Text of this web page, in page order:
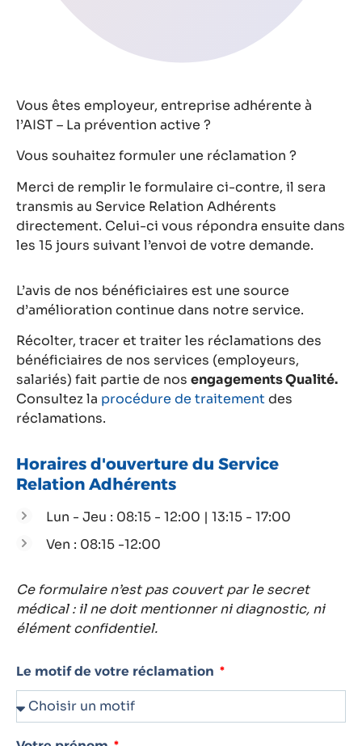
Vous êtes employeur, entreprise adhérente à
l’AIST – La prévention active ?
Vous souhaitez formuler une réclamation ?
Merci de remplir le formulaire ci-contre, il sera
transmis au Service Relation Adhérents
directement. Celui-ci vous répondra ensuite dans
les 15 jours suivant l’envoi de votre demande.
L’avis de nos bénéficiaires est une source
d’amélioration continue dans notre service.
Récolter, tracer et traiter les réclamations des
bénéficiaires de nos services (employeurs,
salariés) fait partie de nos engagements Qualité.
Consultez la procédure de traitementdes
réclamations.
Horaires d'ouverture du Service
Relation Adhérents
Lun - Jeu : 08:15 - 12:00 | 13:15 - 17:00
Ven : 08:15 -12:00
Ce formulaire n’est pas couvert par le secret
médical : il ne doit mentionner ni diagnostic, ni
élément confidentiel.
Le motif de votre réclamation